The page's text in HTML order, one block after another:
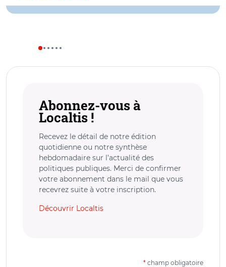
Abonnez-vous à
Localtis !
Recevez le détail de notre édition
quotidienne ou notre synthèse
hebdomadaire sur l’actualité des
politiques publiques. Merci de confirmer
votre abonnement dans le mail que vous
recevrez suite à votre inscription.
Découvrir Localtis
* champ obligatoire